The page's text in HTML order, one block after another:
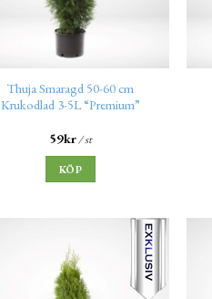
Thuja Smaragd 50-60 cm
Krukodlad 3-5L “Premium”
59kr/ st
KÖP